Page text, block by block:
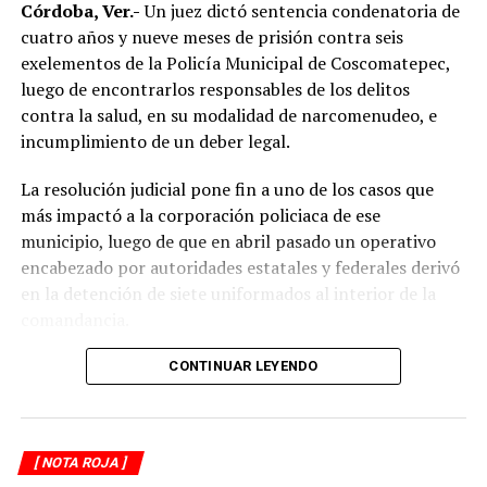
seguridad entre vehículos, especialmente durante la
temporada de lluvias, cuando el riesgo de accidentes se
incrementa en las carreteras de la región.
La circulación en la zona se vio afectada por algunos
minutos mientras se realizaban las labores de auxilio y el
levantamiento de indicios por parte de las autoridades.
Posteriormente, el tránsito fue restablecido de manera
normal.
Córdoba, Ver.-Un juez dictó sentencia condenatoria de
cuatro años y nueve meses de prisión contra seis
exelementos de la Policía Municipal de Coscomatepec,
luego de encontrarlos responsables de los delitos
contra la salud, en su modalidad de narcomenudeo, e
incumplimiento de un deber legal.
La resolución judicial pone fin a uno de los casos que
más impactó a la corporación policiaca de ese
municipio, luego de que en abril pasado un operativo
encabezado por autoridades estatales y federales derivó
en la detención de siete uniformados al interior de la
La intervención se realizó el 10 de abril mediante un
elementos de la Secretaría de Marina (Semar) y de la
Secretaría de Seguridad Pública (SSP), quienes
ejecutaron una revisión en las instalaciones de la
CONTINUAR LEYENDO
[ NOTA ROJA ]